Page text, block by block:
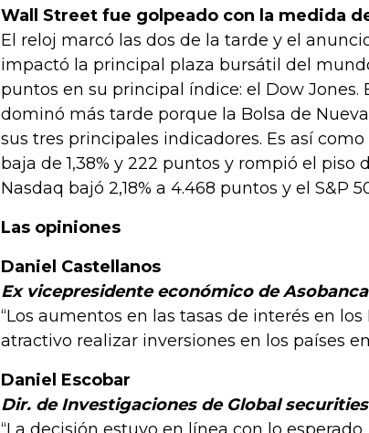
Wall Street fue golpeado con la medida
El reloj marcó las dos de la tarde y el
impactó la principal plaza bursátil del
puntos en su principal índice: el Dow Jones.
dominó más tarde porque la Bolsa de
sus tres principales indicadores. Es así
baja de 1,38% y 222 puntos y rompió el piso
Nasdaq bajó 2,18% a 4.468 puntos y el S&P
Las opiniones
Daniel Castellanos
Ex vicepresidente económico de
“Los aumentos en las tasas de interés en
atractivo realizar inversiones en los países
Daniel Escobar
Dir. de Investigaciones de Global securities